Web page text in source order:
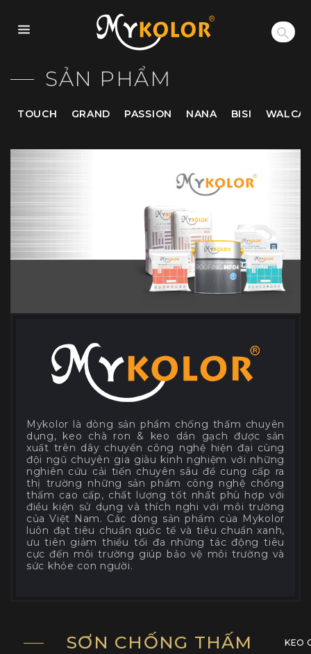
MYKOLOR
SẢN PHẨM
TOUCH GRAND PASSION NANA BISI
Mykolor là dòng sản phẩm chống thấm chuyên
dụng, keo chà ron & keo dán gạch được sản
xuất trên dây chuyền công nghệ hiện đại cùng
đội ngũ chuyên gia giàu kinh nghiệm với những
nghiên cứu cải tiến chuyên sâu để cung cấp ra
thị trường những sản phẩm công nghệ chống
thấm cao cấp, chất lượng tốt nhất phù hợp với
điều kiện sử dụng và thích nghi với môi trường
của Việt Nam. Các dòng sản phẩm của Mykolor
luôn đạt tiêu chuẩn quốc tế và tiêu chuẩn xanh,
ưu tiên giảm thiểu tối đa những tác động tiêu
cực đến môi trường giúp bảo vệ môi trường và
sức khỏe con người.
SƠN CHỐNG THẤM KEO